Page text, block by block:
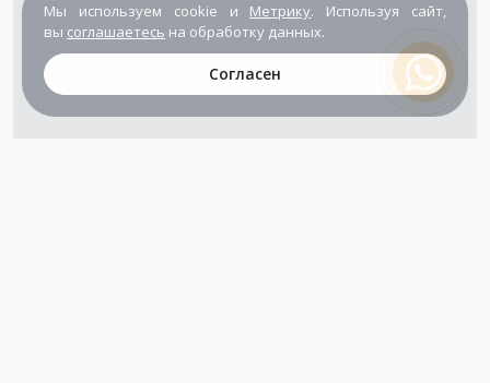
Мы используем cookie и Метрику. Используя сайт,
вы соглашаетесь на обработку данных.
Согласен